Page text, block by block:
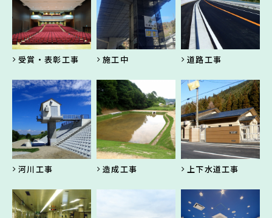
受賞・表彰工事 施工中 道路工事
河川工事 造成工事 上下水道工事